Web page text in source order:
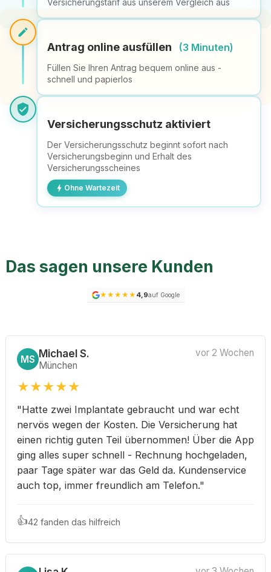
edit
Antrag online ausfüllen (3 Minuten)
Füllen Sie Ihren Antrag bequem online aus -
schnell und papierlos
verified_user
Versicherungsschutz aktiviert
Der Versicherungsschutz beginnt sofort nach
Versicherungsbeginn und Erhalt des
Versicherungsscheines
bolt Ohne Wartezeit
Das sagen unsere Kunden
★ ★ ★ ★ ★ 4,9auf Google
MS Michael S.
München
vor 2 Wochen
★★★★★
"Hatte zwei Implantate gebraucht und war echt
nervös wegen der Kosten. Die Versicherung hat
einen richtig guten Teil übernommen! Über die App
ging alles super schnell - Rechnung hochgeladen,
paar Tage später war das Geld da. Kundenservice
auch top, immer freundlich am Telefon."
👍42 fanden das hilfreich